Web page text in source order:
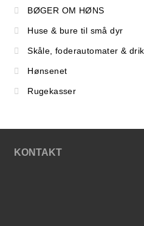
BØGER OM HØNS
Huse & bure til små dyr
Skåle, foderautomater &
Hønsenet
Rugekasser
KONTAKT